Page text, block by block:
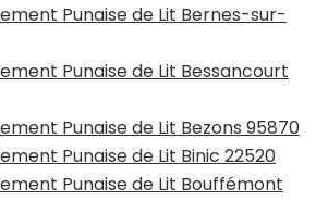
Punaise de Lit Bernes-sur-
Punaise de Lit Bessancourt
Punaise de Lit Bezons 95870
Punaise de Lit Binic 22520
Punaise de Lit Bouffémont